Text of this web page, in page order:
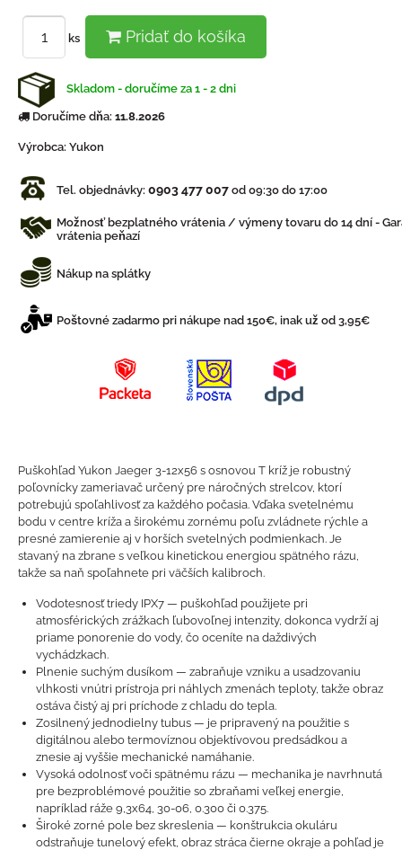
ks Pridať do košíka
Skladom - doručíme za 1 - 2 dni
Doručíme dňa: 11.8.2026
Výrobca: Yukon
Tel. objednávky: 0903 477 007 od 09:30 do 17:00
Možnosť bezplatného vrátenia / výmeny tovaru do 14 dní -
vrátenia peňazí
Nákup na splátky
Poštovné zadarmo pri nákupe nad 150€, inak už od 3,95€
Puškohľad Yukon Jaeger 3-12x56 s osnovou T kríž je robustný
poľovnícky zameriavač určený pre náročných strelcov, ktorí
potrebujú spoľahlivosť za každého počasia. Vďaka svetelnému
bodu v centre kríža a širokému zornému poľu zvládnete rýchle a
presné zamierenie aj v horších svetelných podmienkach. Je
stavaný na zbrane s veľkou kinetickou energiou spätného rázu,
takže sa naň spoľahnete pri väčších kalibroch.
Vodotesnosť triedy IPX7 — puškohľad použijete pri
atmosférických zrážkach ľubovoľnej intenzity, dokonca vydrží aj
priame ponorenie do vody, čo oceníte na daždivých
vychádzkach.
Plnenie suchým dusíkom — zabraňuje vzniku a usadzovaniu
vlhkosti vnútri prístroja pri náhlych zmenách teploty, takže obraz
ostáva čistý aj pri príchode z chladu do tepla.
Zosilnený jednodielny tubus — je pripravený na použitie s
digitálnou alebo termovíznou objektívovou predsádkou a
znesie aj vyššie mechanické namáhanie.
Vysoká odolnosť voči spätnému rázu — mechanika je navrhnutá
pre bezproblémové použitie so zbraňami veľkej energie,
napríklad ráže 9,3x64, 30-06, 0.300 či 0.375.
Široké zorné pole bez skreslenia — konštrukcia okuláru
odstraňuje tunelový efekt, obraz stráca čierne okraje a pohľad je